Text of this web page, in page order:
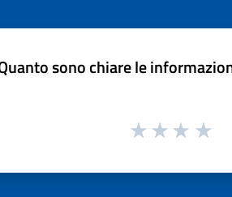
sono chiare le